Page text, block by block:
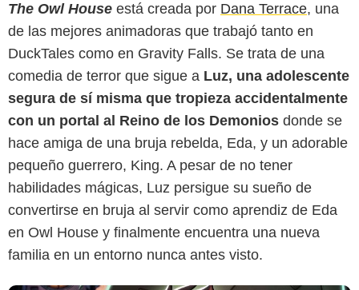
The Owl House está creada por Dana Terrace, una
de las mejores animadoras que trabajó tanto en
DuckTales como en Gravity Falls. Se trata de una
comedia de terror que sigue a Luz, una adolescente
segura de sí misma que tropieza accidentalmente
con un portal al Reino de los Demonios donde se
hace amiga de una bruja rebelda, Eda, y un adorable
pequeño guerrero, King. A pesar de no tener
habilidades mágicas, Luz persigue su sueño de
convertirse en bruja al servir como aprendiz de Eda
en Owl House y finalmente encuentra una nueva
familia en un entorno nunca antes visto.